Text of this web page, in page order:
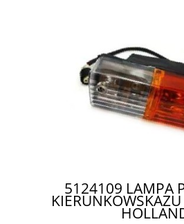
5124109 LAMPA